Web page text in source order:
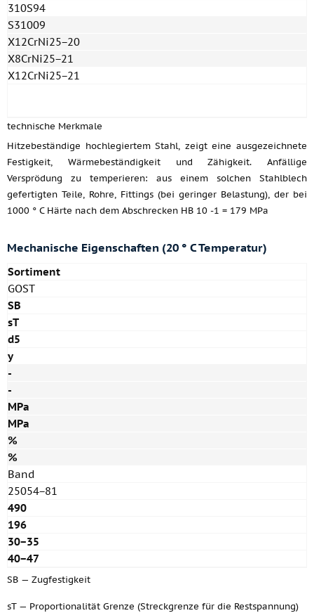
310S94
S31009
X12CrNi25−20
X8CrNi25−21
X12CrNi25−21
technische Merkmale
Hitzebeständige hochlegiertem Stahl, zeigt eine ausgezeichnete
Festigkeit, Wärmebeständigkeit und Zähigkeit. Anfällige
Versprödung zu temperieren: aus einem solchen Stahlblech
gefertigten Teile, Rohre, Fittings (bei geringer Belastung), der bei
1000 ° C Härte nach dem Abschrecken HB 10 -1 = 179 MPa
Mechanische Eigenschaften (20 ° C Temperatur)
Sortiment
GOST
SB
sT
d5
y
-
-
MPa
MPa
%
%
Band
25054−81
490
196
30−35
40−47
SB — Zugfestigkeit
sT — Proportionalität Grenze (Streckgrenze für die Restspannung)